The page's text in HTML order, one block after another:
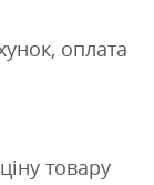
оплата
товару